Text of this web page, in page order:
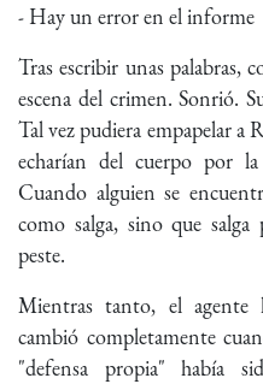
- Hay un error en el informe
Tras escribir unas palabras,
escena del crimen. Sonrió.
Tal vez pudiera empapelar a
echarían del cuerpo por
Cuando alguien se
como salga, sino que
peste.
Mientras tanto, el agente
cambió completamente
"defensa propia" había